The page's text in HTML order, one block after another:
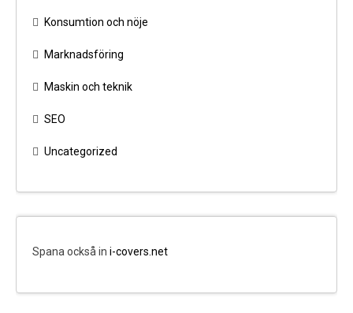
Konsumtion och nöje
Marknadsföring
Maskin och teknik
SEO
Uncategorized
Spana också in i-covers.net